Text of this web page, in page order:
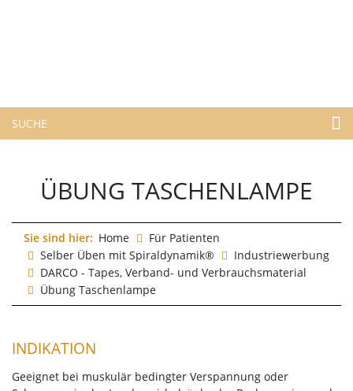
SUCHE
ÜBUNG TASCHENLAMPE
Sie sind hier: Home
Für Patienten
Selber Üben mit Spiraldynamik®
Industriewerbung
DARCO - Tapes, Verband- und Verbrauchsmaterial
Übung Taschenlampe
INDIKATION
Geeignet bei muskulär bedingter Verspannung oder